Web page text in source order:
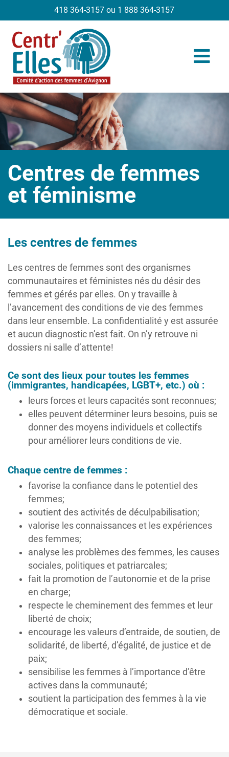
418 364-3157 ou 1 888 364-3157
Centres de femmes
et féminisme
Les centres de femmes
Les centres de femmes sont des organismes
communautaires et féministes nés du désir des
femmes et gérés par elles. On y travaille à
l’avancement des conditions de vie des femmes
dans leur ensemble. La confidentialité y est assurée
et aucun diagnostic n’est fait. On n’y retrouve ni
dossiers ni salle d’attente!
Ce sont des lieux pour toutes les femmes
(immigrantes, handicapées, LGBT+, etc.) où :
leurs forces et leurs capacités sont reconnues;
elles peuvent déterminer leurs besoins, puis se
donner des moyens individuels et collectifs
pour améliorer leurs conditions de vie.
Chaque centre de femmes :
favorise la confiance dans le potentiel des
femmes;
soutient des activités de déculpabilisation;
valorise les connaissances et les expériences
des femmes;
analyse les problèmes des femmes, les causes
sociales, politiques et patriarcales;
fait la promotion de l’autonomie et de la prise
en charge;
respecte le cheminement des femmes et leur
liberté de choix;
encourage les valeurs d’entraide, de soutien, de
solidarité, de liberté, d’égalité, de justice et de
paix;
sensibilise les femmes à l’importance d’être
actives dans la communauté;
soutient la participation des femmes à la vie
démocratique et sociale.